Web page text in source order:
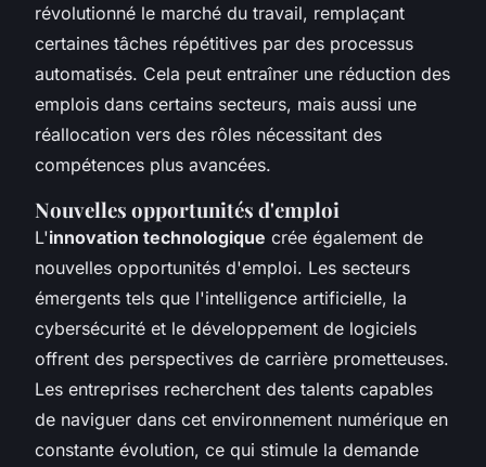
révolutionné le marché du travail, remplaçant
certaines tâches répétitives par des processus
automatisés. Cela peut entraîner une réduction des
emplois dans certains secteurs, mais aussi une
réallocation vers des rôles nécessitant des
compétences plus avancées.
Nouvelles opportunités d'emploi
L'innovation technologique crée également de
nouvelles opportunités d'emploi. Les secteurs
émergents tels que l'intelligence artificielle, la
cybersécurité et le développement de logiciels
offrent des perspectives de carrière prometteuses.
Les entreprises recherchent des talents capables
de naviguer dans cet environnement numérique en
constante évolution, ce qui stimule la demande